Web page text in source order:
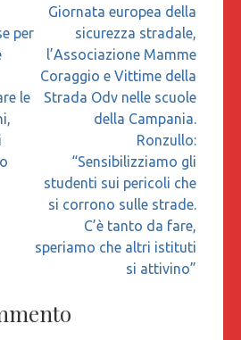
per
le
Giornata europea della
sicurezza stradale,
l’Associazione Mamme
Coraggio e Vittime della
Strada Odv nelle scuole
della Campania.
Ronzullo:
“Sensibilizziamo gli
studenti sui pericoli che
si corrono sulle strade.
C’è tanto da fare,
speriamo che altri istituti
si attivino”